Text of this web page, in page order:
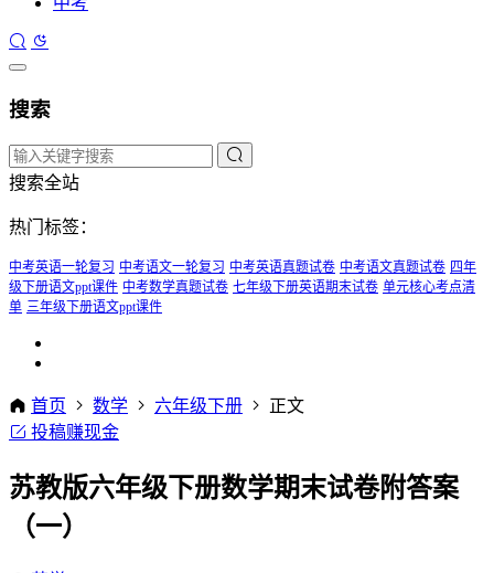
搜索
搜索全站
热门标签：
中考英语一轮复习 中考语文一轮复习 中考英语真题试卷 中考语文真题试卷 四年
级下册语文ppt课件 中考数学真题试卷 七年级下册英语期末试卷 单元核心考点清
单 三年级下册语文ppt课件
首页 数学 六年级下册
正文
投稿赚现金
苏教版六年级下册数学期末试卷附答案
（一）